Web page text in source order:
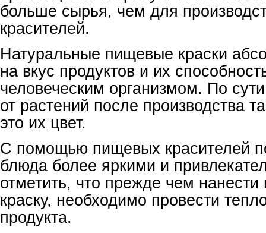
больше сырья, чем для
красителей.
Натуральные пищевые краски
на вкус продуктов и их
человеческим организмом. По
от растений после производства
это их цвет.
С помощью пищевых красителей
блюда более яркими и
отметить, что прежде чем нанести
краску, необходимо провести
продукта.